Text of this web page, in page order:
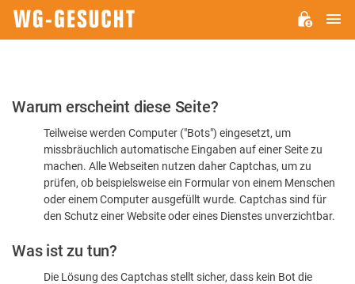
Bitte
dass
sind
Warum erscheint diese Seite?
Teilweise werden Computer ("Bots") eingesetzt, um
missbräuchlich automatische Eingaben auf einer Seite zu
machen. Alle Webseiten nutzen daher Captchas, um zu
prüfen, ob beispielsweise ein Formular von einem Menschen
oder einem Computer ausgefüllt wurde. Captchas sind für
den Schutz einer Website oder eines Dienstes unverzichtbar.
Was ist zu tun?
Die Lösung des Captchas stellt sicher, dass kein Bot die